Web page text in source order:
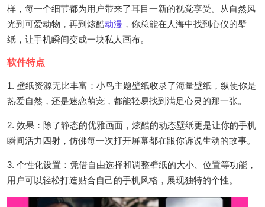
样，每一个细节都为用户带来了耳目一新的视觉享受。从自然风
光到可爱动物，再到炫酷动漫 ，你总能在人海中找到心仪的壁
纸，让手机瞬间变成一块私人画布。
软件特点
1. 壁纸资源无比丰富：小鸟主题壁纸收录了海量壁纸，纵使你是
热爱自然，还是迷恋萌宠，都能轻易找到满足心灵的那一张。
2. 效果：除了静态的优雅画面，炫酷的动态壁纸更是让你的手机
瞬间活力四射，仿佛每一次打开屏幕都在跟你诉说生动的故事。
3. 个性化设置：凭借自由选择和调整壁纸的大小、位置等功能，
用户可以轻松打造贴合自己的手机风格，展现独特的个性。